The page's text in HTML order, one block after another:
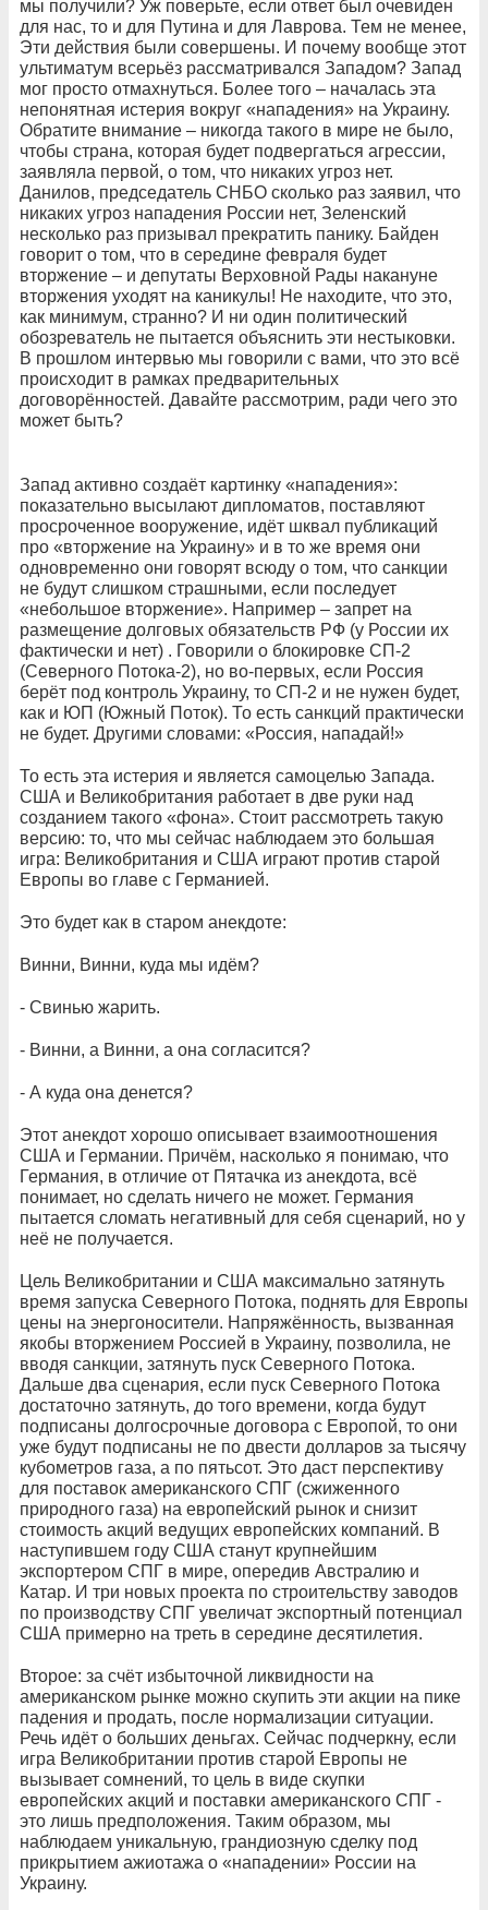
мы получили? Уж поверьте, если ответ был очевиден
для нас, то и для Путина и для Лаврова. Тем не менее,
Эти действия были совершены. И почему вообще этот
ультиматум всерьёз рассматривался Западом? Запад
мог просто отмахнуться. Более того – началась эта
непонятная истерия вокруг «нападения» на Украину.
Обратите внимание – никогда такого в мире не было,
чтобы страна, которая будет подвергаться агрессии,
заявляла первой, о том, что никаких угроз нет.
Данилов, председатель СНБО сколько раз заявил, что
никаких угроз нападения России нет, Зеленский
несколько раз призывал прекратить панику. Байден
говорит о том, что в середине февраля будет
вторжение – и депутаты Верховной Рады накануне
вторжения уходят на каникулы! Не находите, что это,
как минимум, странно? И ни один политический
обозреватель не пытается объяснить эти нестыковки.
В прошлом интервью мы говорили с вами, что это всё
происходит в рамках предварительных
договорённостей. Давайте рассмотрим, ради чего это
может быть?
Запад активно создаёт картинку «нападения»:
показательно высылают дипломатов, поставляют
просроченное вооружение, идёт шквал публикаций
про «вторжение на Украину» и в то же время они
одновременно они говорят всюду о том, что санкции
не будут слишком страшными, если последует
«небольшое вторжение». Например – запрет на
размещение долговых обязательств РФ (у России их
фактически и нет) . Говорили о блокировке СП-2
(Северного Потока-2), но во-первых, если Россия
берёт под контроль Украину, то СП-2 и не нужен будет,
как и ЮП (Южный Поток). То есть санкций практически
не будет. Другими словами: «Россия, нападай!»
То есть эта истерия и является самоцелью Запада.
США и Великобритания работает в две руки над
созданием такого «фона». Стоит рассмотреть такую
версию: то, что мы сейчас наблюдаем это большая
игра: Великобритания и США играют против старой
Европы во главе с Германией.
Это будет как в старом анекдоте:
Винни, Винни, куда мы идём?
- Свинью жарить.
- Винни, а Винни, а она согласится?
- А куда она денется?
Этот анекдот хорошо описывает взаимоотношения
США и Германии. Причём, насколько я понимаю, что
Германия, в отличие от Пятачка из анекдота, всё
понимает, но сделать ничего не может. Германия
пытается сломать негативный для себя сценарий, но у
неё не получается.
Цель Великобритании и США максимально затянуть
время запуска Северного Потока, поднять для Европы
цены на энергоносители. Напряжённость, вызванная
якобы вторжением Россией в Украину, позволила, не
вводя санкции, затянуть пуск Северного Потока.
Дальше два сценария, если пуск Северного Потока
достаточно затянуть, до того времени, когда будут
подписаны долгосрочные договора с Европой, то они
уже будут подписаны не по двести долларов за тысячу
кубометров газа, а по пятьсот. Это даст перспективу
для поставок американского СПГ (сжиженного
природного газа) на европейский рынок и снизит
стоимость акций ведущих европейских компаний. В
наступившем году США станут крупнейшим
экспортером СПГ в мире, опередив Австралию и
Катар. И три новых проекта по строительству заводов
по производству СПГ увеличат экспортный потенциал
США примерно на треть в середине десятилетия.
Второе: за счёт избыточной ликвидности на
американском рынке можно скупить эти акции на пике
падения и продать, после нормализации ситуации.
Речь идёт о больших деньгах. Сейчас подчеркну, если
игра Великобритании против старой Европы не
вызывает сомнений, то цель в виде скупки
европейских акций и поставки американского СПГ -
это лишь предположения. Таким образом, мы
наблюдаем уникальную, грандиозную сделку под
прикрытием ажиотажа о «нападении» России на
Украину.